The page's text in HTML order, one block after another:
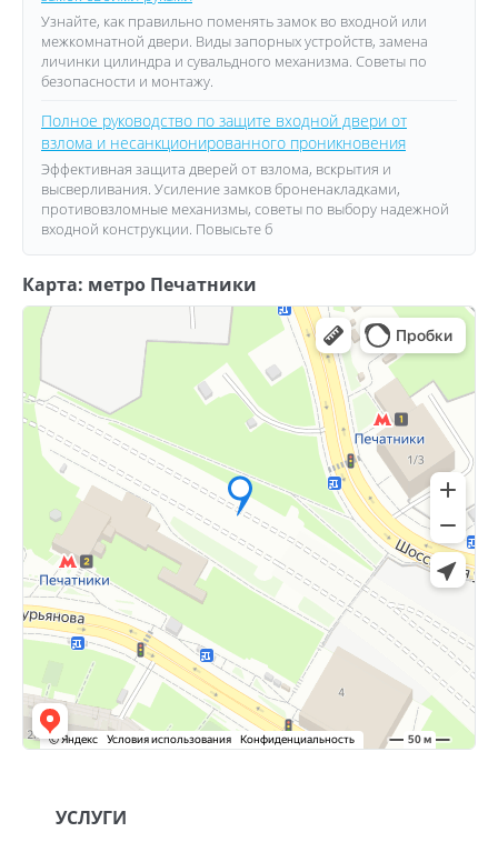
Узнайте, как правильно поменять замок во входной или
межкомнатной двери. Виды запорных устройств, замена
личинки цилиндра и сувальдного механизма. Советы по
безопасности и монтажу.
Полное руководство по защите входной двери от
взлома и несанкционированного проникновения
Эффективная защита дверей от взлома, вскрытия и
высверливания. Усиление замков броненакладками,
противовзломные механизмы, советы по выбору надежной
входной конструкции. Повысьте б
Карта: метро Печатники
УСЛУГИ